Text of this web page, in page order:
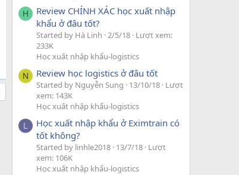
H
Review CHÍNH XÁC học xuất nhập
khẩu ở đâu tốt?
Started by Hà Linh 2/5/18 Lượt xem:
233K
Học xuất nhập khẩu-logistics
N Review học logistics ở đâu tốt
Started by Nguyễn Sung 13/10/18 Lượt
xem: 143K
Học xuất nhập khẩu-logistics
L
Học xuất nhập khẩu ở Eximtrain có
tốt không?
Started by linhle2018 13/7/18 Lượt
xem: 106K
Học xuất nhập khẩu-logistics